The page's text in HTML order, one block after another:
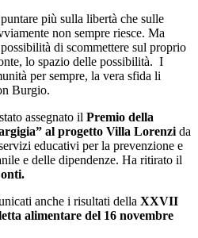
più sulla libertà che sulle
non sempre riesce. Ma
di scommettere sul proprio
lo spazio delle possibilità. I
per sempre, la vera sfida li
Burgio.
assegnato il Premio della
al progetto Villa Lorenzi da
educativi per la prevenzione e
e delle dipendenze. Ha ritirato il
anche i risultati della XXVII
alimentare del 16 novembre